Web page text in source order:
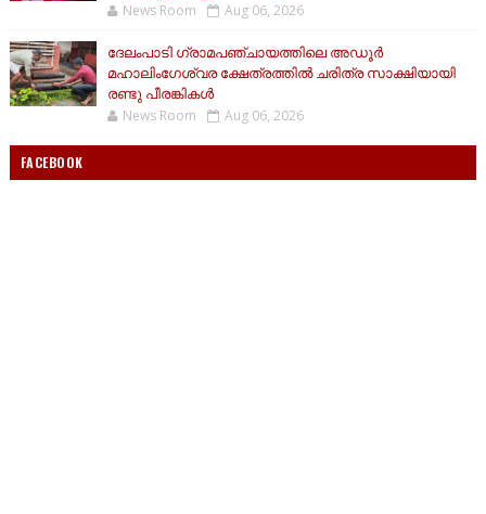
News Room Aug 06, 2026
ദേലംപാടി ഗ്രാമപഞ്ചായത്തിലെ അഡൂർ
മഹാലിംഗേശ്വര ക്ഷേത്രത്തിൽ ചരിത്ര സാക്ഷിയായി
രണ്ടു പീരങ്കികൾ
News Room Aug 06, 2026
FACEBOOK